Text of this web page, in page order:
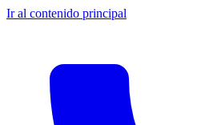
Ir al contenido principal